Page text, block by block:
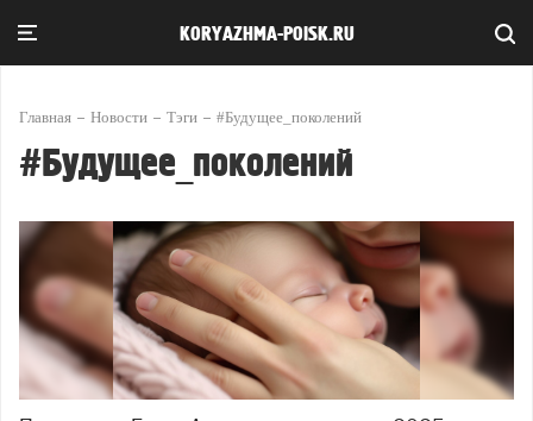
KORYAZHMA-POISK.RU
Главная Новости Тэги #Будущее_поколений
#Будущее_поколений